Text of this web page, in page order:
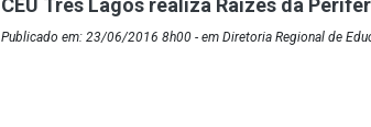
CEU Três Lagos realiza Raízes da
Publicado em: 23/06/2016 8h00 - em Diretoria Regional de